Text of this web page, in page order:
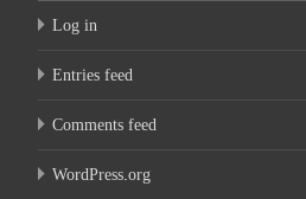
Log in
Entries feed
Comments feed
WordPress.org